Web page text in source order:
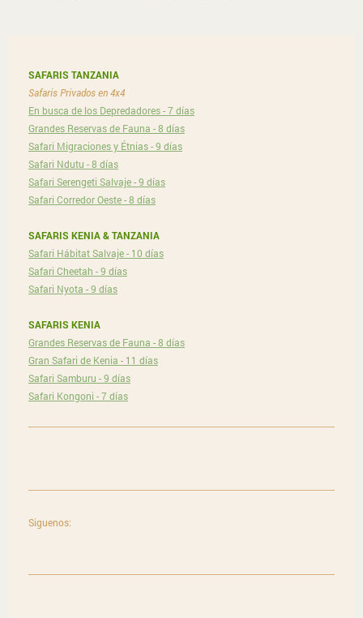
SAFARIS TANZANIA
Safaris Privados en 4x4
En busca de los Depredadores - 7 días
Grandes Reservas de Fauna - 8 días
Safari Migraciones y Étnias - 9 días
Safari Ndutu - 8 días
Safari Serengeti Salvaje - 9 días
Safari Corredor Oeste - 8 días
SAFARIS KENIA & TANZANIA
Safari Hábitat Salvaje - 10 días
Safari Cheetah - 9 días
Safari Nyota - 9 días
SAFARIS KENIA
Grandes Reservas de Fauna - 8 días
Gran Safari de Kenia - 11 días
Safari Samburu - 9 días
Safari Kongoni - 7 días
Siguenos: